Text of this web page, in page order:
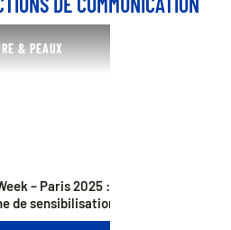
& PEAUX
– Paris 2025 :
de sensibilisation